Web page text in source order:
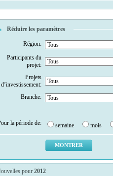
Réduire les paramètres
Région:
Participants du
projet:
Projets
d’investissement:
Branche:
la période de: semaine mois
pour 2012